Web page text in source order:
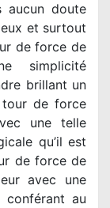
aucun doute
et surtout
de force de
simplicité
brillant un
de force
une telle
qu’il est
de force de
avec une
conférant au